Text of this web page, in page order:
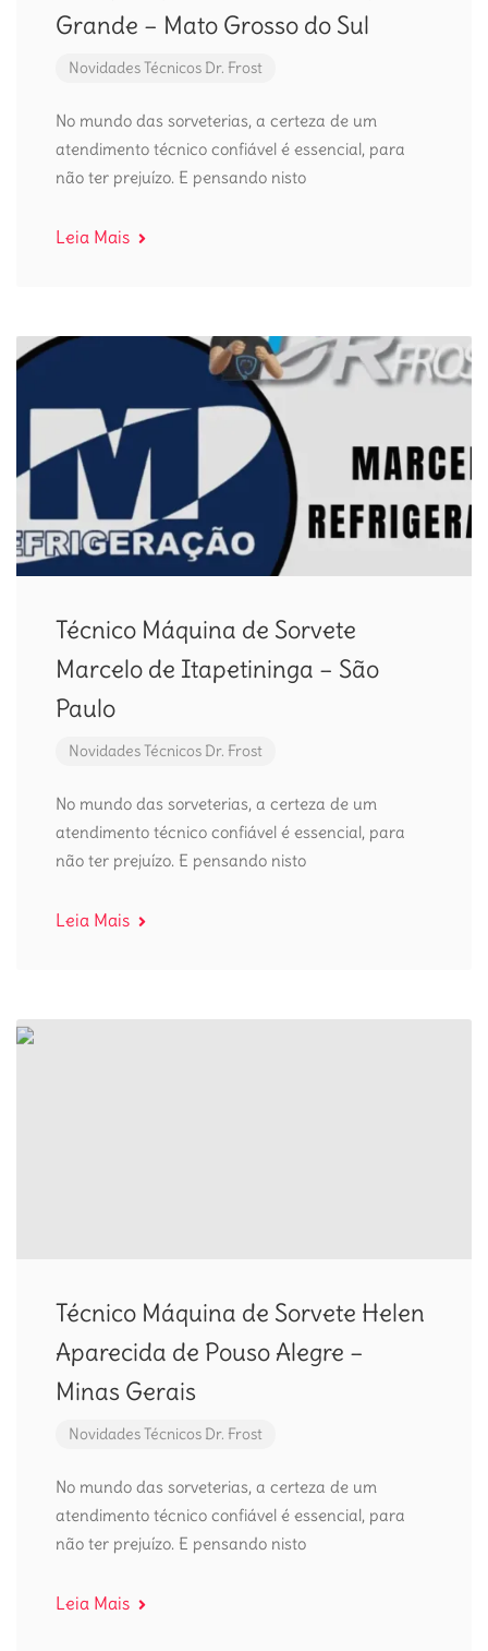
Grande – Mato Grosso do Sul
NovidadesTécnicos Dr. Frost
No mundo das sorveterias, a certeza de um
atendimento técnico confiável é essencial, para
não ter prejuízo. E pensando nisto
Leia Mais
Técnico Máquina de Sorvete
Marcelo de Itapetininga – São
Paulo
NovidadesTécnicos Dr. Frost
No mundo das sorveterias, a certeza de um
atendimento técnico confiável é essencial, para
não ter prejuízo. E pensando nisto
Leia Mais
Técnico Máquina de Sorvete Helen
Aparecida de Pouso Alegre –
Minas Gerais
NovidadesTécnicos Dr. Frost
No mundo das sorveterias, a certeza de um
atendimento técnico confiável é essencial, para
não ter prejuízo. E pensando nisto
Leia Mais